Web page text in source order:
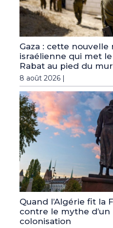
Gaza : cette nouvelle
israélienne qui met
Rabat au pied du mur
8 août 2026 |
Quand l’Algérie fit la
contre le mythe d’un
colonisation